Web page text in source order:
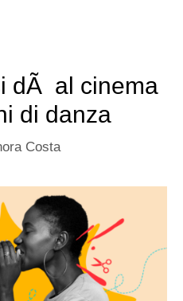
dÃ al cinema
di danza
Costa